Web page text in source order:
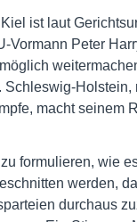
ist laut
Peter
macht seinem
formulieren, wie
werden,
durchaus